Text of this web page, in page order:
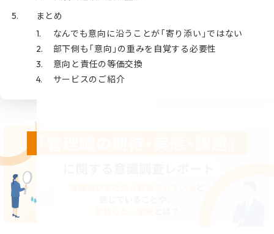
まとめ
なんでも意向に沿うことが「寄り添い」ではない
部下側も「意向」の重みを自覚する必要性
意向と責任の等価交換
サービスのご紹介